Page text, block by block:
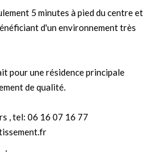
5 minutes à pied du centre et
d'un environnement très
pour une résidence principale
de qualité.
, tel: 06 16 07 16 77